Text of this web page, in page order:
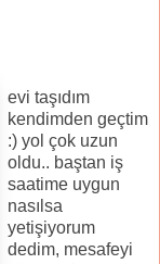
evi taşıdım
kendimden geçtim
:) yol çok uzun
oldu.. baştan iş
saatime uygun
nasılsa
yetişiyorum
dedim, mesafeyi